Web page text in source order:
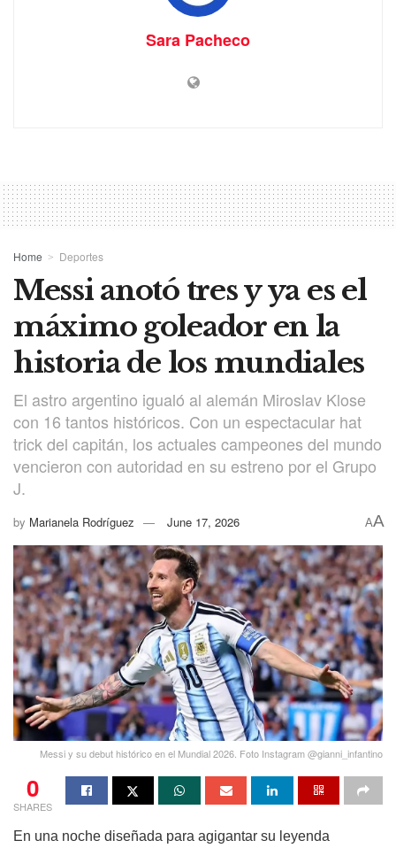
Sara Pacheco
Home Deportes
Messi anotó tres y ya es el
máximo goleador en la
historia de los mundiales
El astro argentino igualó al alemán Miroslav Klose
con 16 tantos históricos. Con un espectacular hat
trick del capitán, los actuales campeones del mundo
vencieron con autoridad en su estreno por el Grupo
J.
by Marianela Rodríguez June 17, 2026 AA
Messi y su debut histórico en el Mundial 2026. Foto Instagram @gianni_infantino
0
SHARES
En una noche diseñada para agigantar su leyenda